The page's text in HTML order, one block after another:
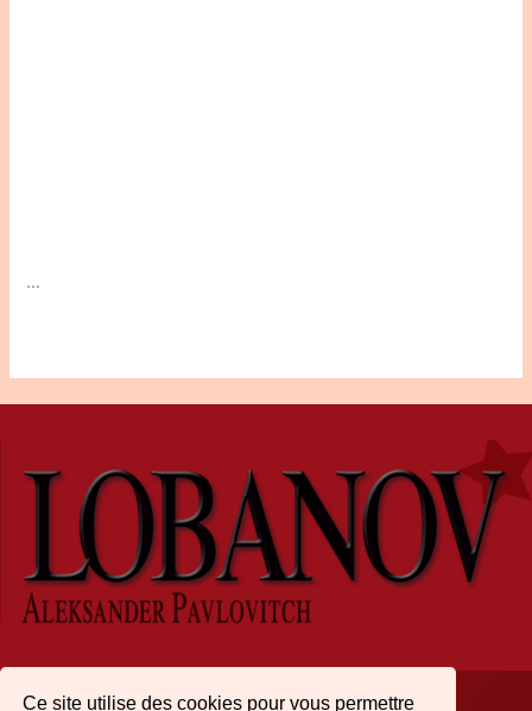
Ce site utilise des cookies pour vous permettre
…